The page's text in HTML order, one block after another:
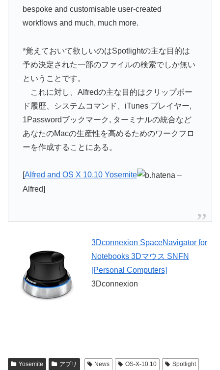
bespoke and customisable user-created
workflows and much, much more.
*覚えておいて欲しいのはSpotlightの主な目的は
予め決定された一部のファイルの検索でしか無い
ということです。
これに対し、Alfredの主な目的はクリップボー
ド履歴、システムコマンド、iTunes プレイヤー,
1Passwordブックマーク, ターミナルの統合など
あなたのMacの生産性を高めるためのワークフロ
ーを作成することにある。
[Alfred and OS X 10.10 Yosemite
–
Alfred]
3Dconnexion SpaceNavigator for
Notebooks 3Dマウス SNFN
[Personal Computers]
3Dconnexion
Yosemite アプリ News OS-X-10.10
Spotlight